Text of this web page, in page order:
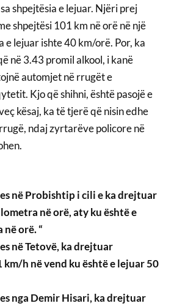
shpejtësia e lejuar. Njëri prej
shpejtësi 101 km në orë në një
e lejuar ishte 40 km/orë. Por, ka
në 3.43 promil alkool, i kanë
automjet në rrugët e
Kjo që shihni, është pasojë e
kësaj, ka të tjerë që nisin edhe
ndaj zyrtarëve policore në
në Probishtip i cili e ka drejtuar
në orë, aty ku është e
orë. “
në Tetovë, ka drejtuar
h në vend ku është e lejuar 50
nga Demir Hisari, ka drejtuar